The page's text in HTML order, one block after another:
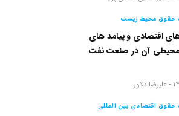
حقوق محیط زیست
اقتصادی و پیامد های
آن در صنعت نفت
- علیرضا دلاور
حقوق اقتصادی بین المللی